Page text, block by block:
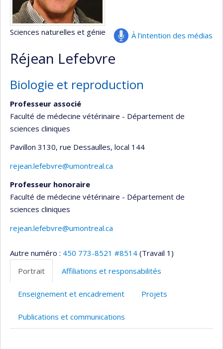
À l’intention des médias
Sciences naturelles et génie
Réjean Lefebvre
Biologie et reproduction
Professeur associé
Faculté de médecine vétérinaire - Département de
sciences cliniques
Pavillon 3130, rue Dessaulles, local 144
rejean.lefebvre@umontreal.ca
Professeur honoraire
Faculté de médecine vétérinaire - Département de
sciences cliniques
rejean.lefebvre@umontreal.ca
Autre numéro : 450 773-8521 #8514 (Travail 1)
Portrait
Affiliations et responsabilités
Enseignement et encadrement Projets
Publications et communications